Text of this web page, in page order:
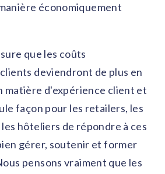
économiquement
que les coûts
deviendront de plus en
matière d'expérience client et
façon pour les retailers, les
hôteliers de répondre à ces
gérer, soutenir et former
pensons vraiment que les